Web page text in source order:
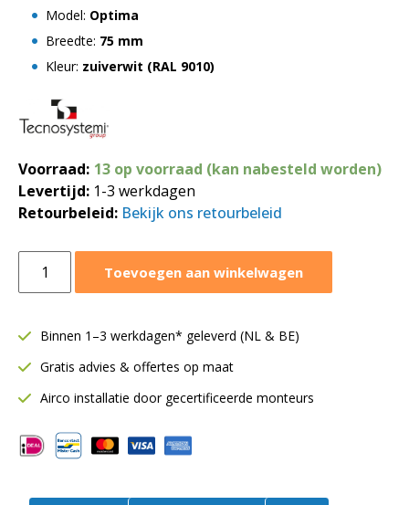
Model: Optima
Breedte: 75 mm
Kleur: zuiverwit (RAL 9010)
Voorraad: 13 op voorraad (kan nabesteld worden)
Levertijd: 1-3 werkdagen
Retourbeleid: Bekijk ons retourbeleid
Optima
verbinding
mm
MF75
75
mm
Toevoegen aan winkelwagen
Binnen 1–3 werkdagen* geleverd (NL & BE)
Gratis advies & offertes op maat
Airco installatie door gecertificeerde monteurs